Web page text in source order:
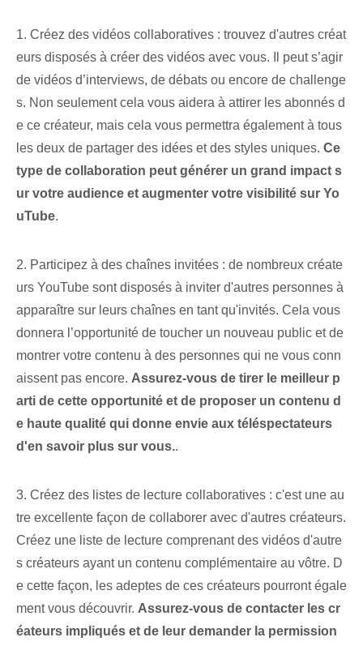
1. Créez des vidéos collaboratives : trouvez d'autres créat
eurs disposés à créer des vidéos avec vous. Il peut s’agir
de vidéos d’interviews, de débats ou encore de challenge
s. Non seulement cela vous aidera à attirer les abonnés d
e ce créateur, mais cela vous permettra également à tous
les deux de partager des idées et des styles uniques. Ce
type de collaboration peut générer un grand impact s
ur votre audience et augmenter votre visibilité sur Yo
uTube.
2. Participez à des chaînes invitées : de nombreux créate
urs YouTube sont disposés à inviter d'autres personnes à
apparaître sur leurs chaînes en tant qu'invités. Cela vous
donnera l’opportunité de toucher un nouveau public et de
montrer votre contenu à des personnes qui ne vous conn
aissent pas encore. Assurez-vous de tirer le meilleur p
arti de cette opportunité et de proposer un contenu d
e haute qualité qui donne envie aux téléspectateurs
d'en savoir plus sur vous..
3. Créez des listes de lecture collaboratives : c'est une au
tre excellente façon de collaborer avec d'autres créateurs.
Créez une liste de lecture comprenant des vidéos d'autre
s créateurs ayant un contenu complémentaire au vôtre. D
e cette façon, les adeptes de ces créateurs pourront égale
ment vous découvrir. Assurez-vous de contacter les cr
éateurs impliqués et de leur demander la permission